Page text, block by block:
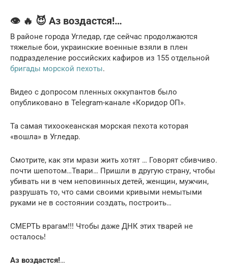
👁️ 🔥 😈 Аз воздастся!…
В районе города Угледар, где сейчас продолжаются
тяжелые бои, украинские военные взяли в плен
подразделение российских кафиров из 155 отдельной
бригады морской пехоты.
Видео с допросом пленных оккупантов было
опубликовано в Telegram-канале «Коридор ОП».
Та самая тихоокеанская морская пехота которая
«вошла» в Угледар.
Смотрите, как эти мрази жить хотят … Говорят сбивчиво.
почти шепотом…Твари… Пришли в другую страну, чтобы
убивать ни в чем неповинных детей, женщин, мужчин,
разрушать то, что сами своими кривыми немытыми
руками не в состоянии создать, построить…
СМЕРТЬ врагам!!! Чтобы даже ДНК этих тварей не
осталось!
Аз воздастся!…